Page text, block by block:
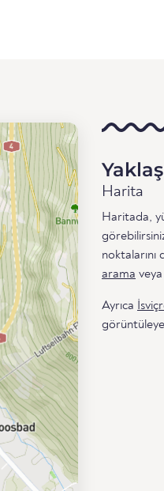
Harita
Haritada,
noktalarını
arama veya
Ayrıca